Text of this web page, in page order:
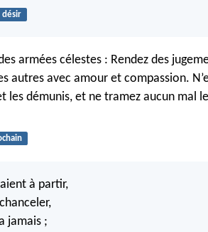
désir
armées célestes : Rendez des
autres avec amour et compassion.
les démunis, et ne tramez aucun mal
à partir,
jamais ;